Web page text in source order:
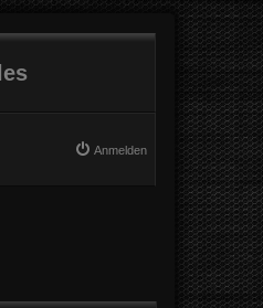
Anmelden